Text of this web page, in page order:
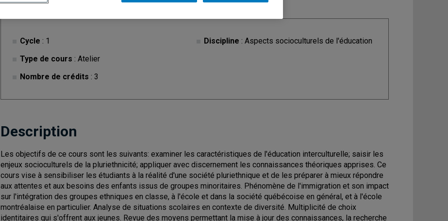
Cycle : 1
Type de cours : Atelier
Nombre de crédits : 3
Discipline : Aspects socioculturels de l'éducation
Description
Les objectifs de ce cours sont les suivants: examiner les caractéristiques de l'éducation interculturelle; saisir les
enjeux socioculturels de la pluriethnicité; appliquer avec discernement les connaissances théoriques apprises. Ce
cours vise à sensibiliser les étudiants à la réalité d'une société pluriethnique et de les préparer à mieux répondre
aux attentes et aux besoins des enfants issus de groupes minoritaires. Phénomène de l'immigration et son impact
sur l'intégration des groupes ethniques en classe, à l'école et dans la société québécoise en général, et à l'école
montréalaise en particulier. Analyse de situations scolaires en contexte de diversité. Multiplicité de choix
identitaires qui s'offrent aux jeunes. Revue des moyens permettant la mise à jour des connaissances, la recherche